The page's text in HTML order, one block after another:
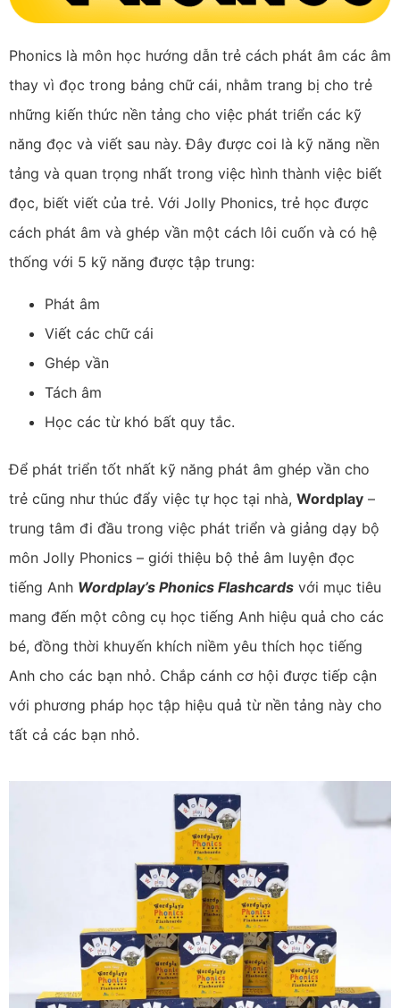
Phonics là môn học hướng dẫn trẻ cách phát âm các âm
thay vì đọc trong bảng chữ cái, nhằm trang bị cho trẻ
những kiến thức nền tảng cho việc phát triển các kỹ
năng đọc và viết sau này. Đây được coi là kỹ năng nền
tảng và quan trọng nhất trong việc hình thành việc biết
đọc, biết viết của trẻ. Với Jolly Phonics, trẻ học được
cách phát âm và ghép vần một cách lôi cuốn và có hệ
thống với 5 kỹ năng được tập trung:
Phát âm
Viết các chữ cái
Ghép vần
Tách âm
Học các từ khó bất quy tắc.
Để phát triển tốt nhất kỹ năng phát âm ghép vần cho
trẻ cũng như thúc đẩy việc tự học tại nhà, Wordplay –
trung tâm đi đầu trong việc phát triển và giảng dạy bộ
môn Jolly Phonics – giới thiệu bộ thẻ âm luyện đọc
tiếng Anh Wordplay’s Phonics Flashcards với mục tiêu
mang đến một công cụ học tiếng Anh hiệu quả cho các
bé, đồng thời khuyến khích niềm yêu thích học tiếng
Anh cho các bạn nhỏ. Chắp cánh cơ hội được tiếp cận
với phương pháp học tập hiệu quả từ nền tảng này cho
tất cả các bạn nhỏ.